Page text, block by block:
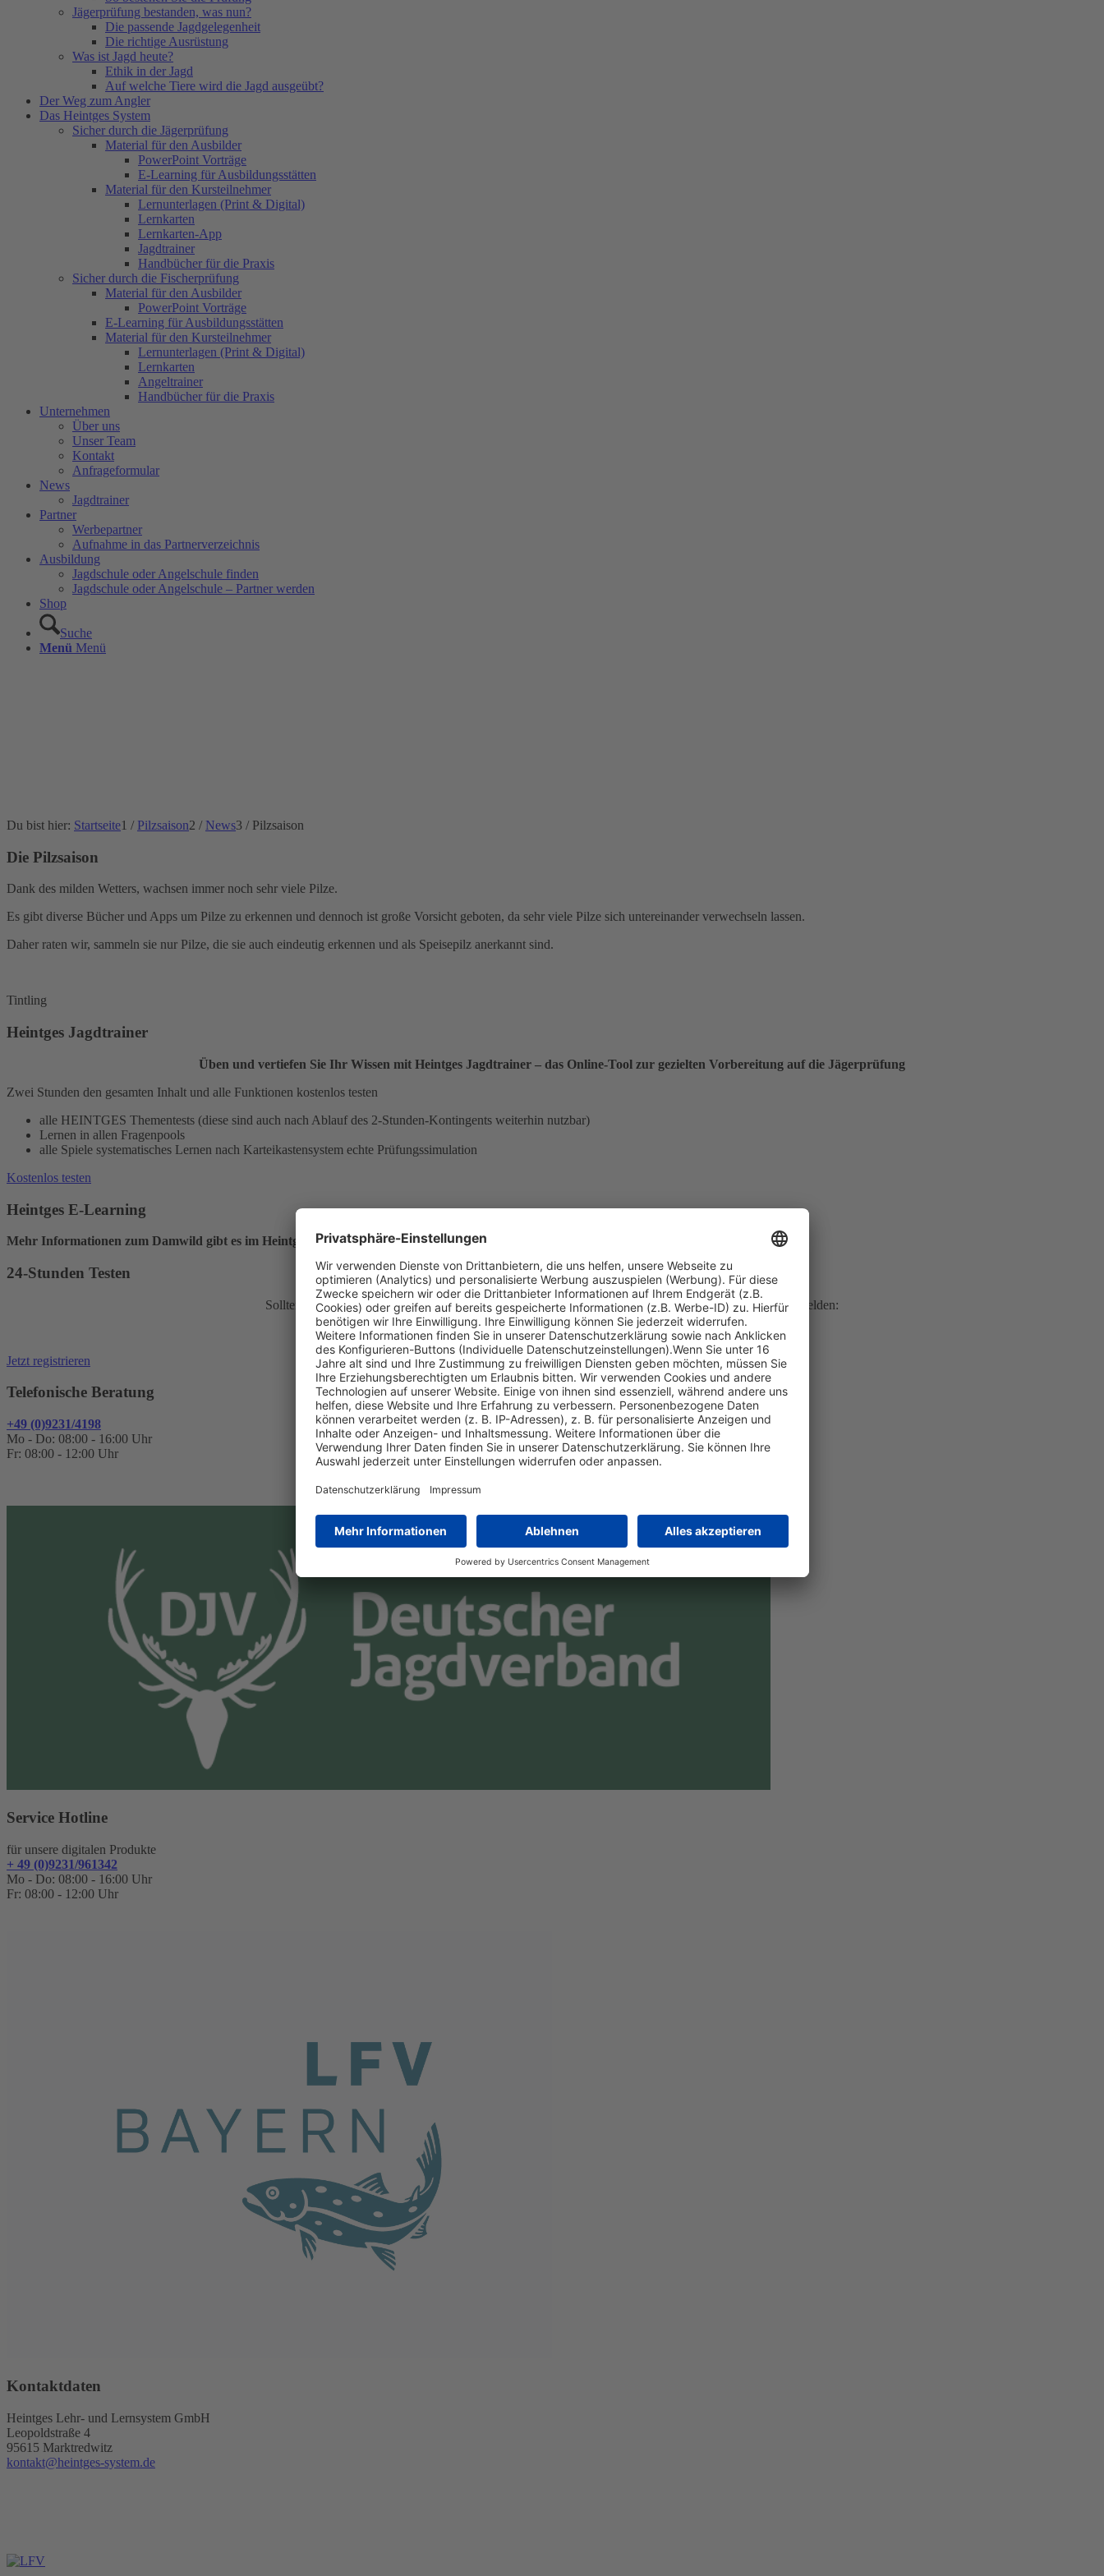
Jägerprüfung bestanden, was nun?
Die passende Jagdgelegenheit
Die richtige Ausrüstung
Was ist Jagd heute?
Ethik in der Jagd
Auf welche Tiere wird die Jagd ausgeübt?
Der Weg zum Angler
Das Heintges System
Sicher durch die Jägerprüfung
Material für den Ausbilder
PowerPoint Vorträge
E-Learning für Ausbildungsstätten
Material für den Kursteilnehmer
Lernunterlagen (Print & Digital)
Lernkarten
Lernkarten-App
Jagdtrainer
Handbücher für die Praxis
Sicher durch die Fischerprüfung
Material für den Ausbilder
PowerPoint Vorträge
E-Learning für Ausbildungsstätten
Material für den Kursteilnehmer
Lernunterlagen (Print & Digital)
Lernkarten
Angeltrainer
Handbücher für die Praxis
Unternehmen
Über uns
Unser Team
Kontakt
Anfrageformular
News
Jagdtrainer
Partner
Werbepartner
Aufnahme in das Partnerverzeichnis
Ausbildung
Jagdschule oder Angelschule finden
Jagdschule oder Angelschule – Partner werden
Shop
Suche
Menü Menü
Du bist hier: Startseite1 / Pilzsaison2 / News3 / Pilzsaison
Die Pilzsaison
Dank des milden Wetters, wachsen immer noch sehr viele Pilze.
Es gibt diverse Bücher und Apps um Pilze zu erkennen und dennoch ist große Vorsicht geboten, da sehr viele Pilze sich untereinander verwechseln lassen.
Daher raten wir, sammeln sie nur Pilze, die sie auch eindeutig erkennen und als Speisepilz anerkannt sind.
Tintling
Heintges Jagdtrainer
Üben und vertiefen Sie Ihr Wissen mit Heintges Jagdtrainer – das Online-Tool zur gezielten Vorbereitung auf die Jägerprüfung
Zwei Stunden den gesamten Inhalt und alle Funktionen kostenlos testen
alle HEINTGES Thementests (diese sind auch nach Ablauf des 2-Stunden-Kontingents weiterhin nutzbar)
Lernen in allen Fragenpools
alle Spiele systematisches Lernen nach Karteikastensystem echte Prüfungssimulation
Kostenlos testen
Heintges E-Learning
Mehr Informationen zum Damwild gibt es im Heintges E-Learning
24-Stunden Testen
Sollten Sie noch keinen Zugang zum System haben, können Sie sich mit folgendem Code kostenlos anmelden:
HTG-DIGITAL-JAGD
Jetzt registrieren
Telefonische Beratung
+49 (0)9231/4198
Mo - Do: 08:00 - 16:00 Uhr
Fr: 08:00 - 12:00 Uhr
Service Hotline
für unsere digitalen Produkte
+ 49 (0)9231/961342
Mo - Do: 08:00 - 16:00 Uhr
Fr: 08:00 - 12:00 Uhr
Kontaktdaten
Heintges Lehr- und Lernsystem GmbH
Leopoldstraße 4
95615 Marktredwitz
kontakt@heintges-system.de